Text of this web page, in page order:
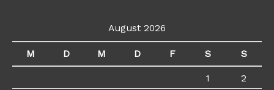
August 2026
M D M D F S S
1
2